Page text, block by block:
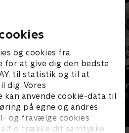
og cookies fra
for at give dig den bedste
til statistik og til at
dig. Vores
anvende cookie-data til
på egne og andres
og fravælge cookies
altid trække dit samtykke
Farlig
Dokumentar •